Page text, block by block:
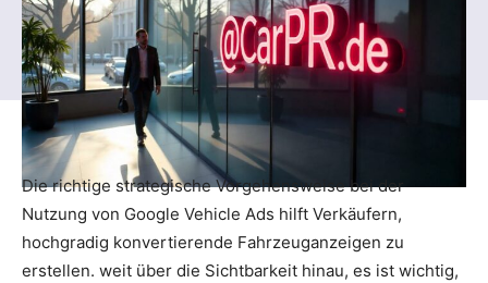
Die richtige strategische Vorgehensweise bei der
Nutzung von Google Vehicle Ads hilft Verkäufern,
hochgradig konvertierende Fahrzeuganzeigen zu
erstellen. weit über die Sichtbarkeit hinau, es ist wichtig,